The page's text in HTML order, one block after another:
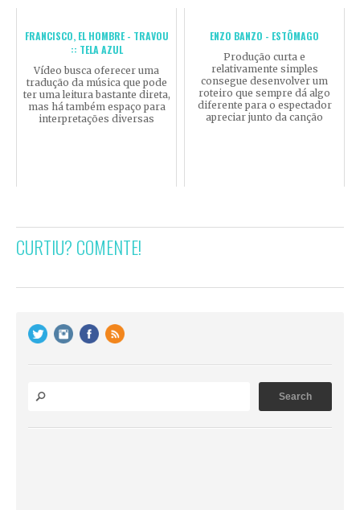
FRANCISCO, EL HOMBRE - TRAVOU
:: TELA AZUL
Vídeo busca oferecer uma
tradução da música que pode
ter uma leitura bastante direta,
mas há também espaço para
interpretações diversas
ENZO BANZO - ESTÔMAGO
Produção curta e
relativamente simples
consegue desenvolver um
roteiro que sempre dá algo
diferente para o espectador
apreciar junto da canção
CURTIU? COMENTE!